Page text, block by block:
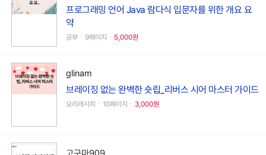
프로그래밍 언어 Java 람다식 입문자를 위한 개요 요
약
공부ㆍ9페이지ㆍ 5,000원
glinam
브레이징 없는 완벽한 숏립_리버스 시어 마스터 가이드
요리레시피ㆍ10페이지ㆍ 3,000원